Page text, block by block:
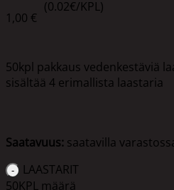
1,00 €
(0.02€/KPL)
50kpl pakkaus vedenkestäviä
sisältää 4 erimallista laastaria
Saatavuus: saatavilla
LAASTARIT
50KPL määrä